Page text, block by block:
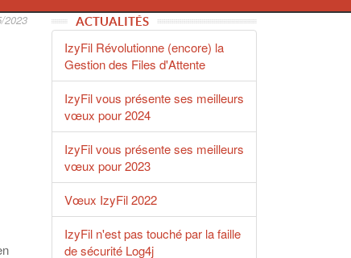
2023 ACTUALITÉS
IzyFil Révolutionne (encore) la
Gestion des Files d'Attente
IzyFil vous présente ses meilleurs
vœux pour 2024
IzyFil vous présente ses meilleurs
vœux pour 2023
Vœux IzyFil 2022
IzyFil n'est pas touché par la faille
de sécurité Log4j